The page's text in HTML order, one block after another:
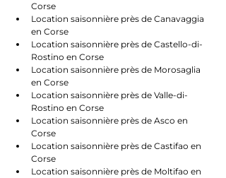
Corse
Location saisonnière près de Canavaggia
en Corse
Location saisonnière près de Castello-di-
Rostino en Corse
Location saisonnière près de Morosaglia
en Corse
Location saisonnière près de Valle-di-
Rostino en Corse
Location saisonnière près de Asco en
Corse
Location saisonnière près de Castifao en
Corse
Location saisonnière près de Moltifao en